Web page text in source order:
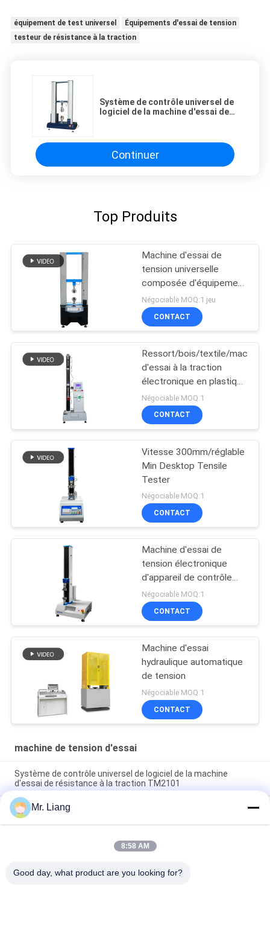
équipement de test universel
Équipements d'essai de tension
testeur de résistance à la traction
Système de contrôle universel de
logiciel de la machine d'essai de
Continuer
Top Produits
Machine d'essai de
tension universelle
composée d'équipement
d'essai d'adhérence
Négociable MOQ:1 jeu
CONTACT
Ressort/bois/textile/machine
d'essai à la traction
électronique en plastique
avec l'affichage
numérique
Négociable MOQ:1
CONTACT
Vitesse 300mm/réglable
Min Desktop Tensile
Tester
Négociable MOQ:1
CONTACT
Machine d'essai de
tension électronique
d'appareil de contrôle
universel servo du
logiciel TM2101
Négociable MOQ:1
CONTACT
Machine d'essai
hydraulique automatique
de tension
Négociable MOQ:1
CONTACT
machine de tension d'essai
Système de contrôle universel de logiciel de la machine
d'essai de résistance à la traction TM2101
Machine de tension d'essai de la température de ciel et terre
avec programmable
Machine/équipement adhésifs d'appareil de contrôle de
résistance à la traction d'épluchage avec la gestion par
Mr. Liang
8:58 AM
Good day, what product are you looking for?